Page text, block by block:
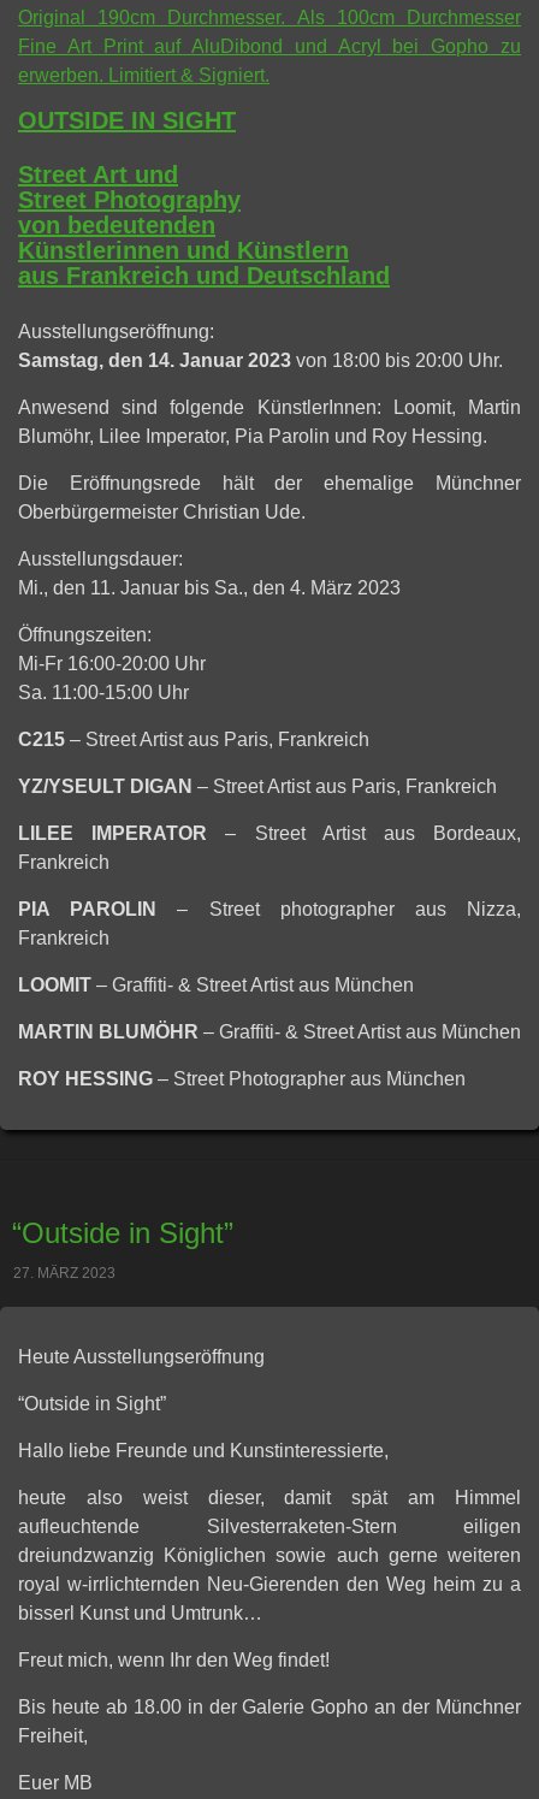
Original 190cm Durchmesser. Als 100cm Durchmesser
Fine Art Print auf AluDibond und Acryl bei Gopho zu
erwerben. Limitiert & Signiert.
OUTSIDE IN SIGHT
Street Art und
Street Photography
von bedeutenden
Künstlerinnen und Künstlern
aus Frankreich und Deutschland
Ausstellungseröffnung:
Samstag, den 14. Januar 2023 von 18:00 bis 20:00 Uhr.
Anwesend sind folgende KünstlerInnen: Loomit, Martin
Blumöhr, Lilee Imperator, Pia Parolin und Roy Hessing.
Die Eröffnungsrede hält der ehemalige Münchner
Oberbürgermeister Christian Ude.
Ausstellungsdauer:
Mi., den 11. Januar bis Sa., den 4. März 2023
Öffnungszeiten:
Mi-Fr 16:00-20:00 Uhr
Sa. 11:00-15:00 Uhr
C215 – Street Artist aus Paris, Frankreich
YZ/YSEULT DIGAN – Street Artist aus Paris, Frankreich
LILEE IMPERATOR – Street Artist aus Bordeaux,
Frankreich
PIA PAROLIN
– Street photographer aus Nizza,
Frankreich
LOOMIT – Graffiti- & Street Artist aus München
MARTIN BLUMÖHR – Graffiti- & Street Artist aus München
ROY HESSING – Street Photographer aus München
“Outside in Sight”
27. MÄRZ 2023
Heute Ausstellungseröffnung
“Outside in Sight”
Hallo liebe Freunde und Kunstinteressierte,
heute also weist dieser, damit spät am Himmel
aufleuchtende Silvesterraketen-Stern eiligen
dreiundzwanzig Königlichen sowie auch gerne weiteren
royal w-irrlichternden Neu-Gierenden den Weg heim zu a
bisserl Kunst und Umtrunk…
Freut mich, wenn Ihr den Weg findet!
Bis heute ab 18.00 in der Galerie Gopho an der Münchner
Freiheit,
Euer MB